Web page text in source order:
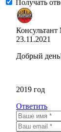
Получать
23.11.2021
Добрый
2019 год
Ответить